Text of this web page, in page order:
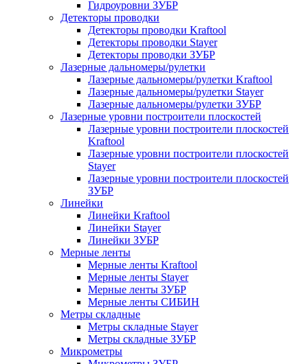
Гидроуровни ЗУБР
Детекторы проводки
Детекторы проводки Kraftool
Детекторы проводки Stayer
Детекторы проводки ЗУБР
Лазерные дальномеры/рулетки
Лазерные дальномеры/рулетки Kraftool
Лазерные дальномеры/рулетки Stayer
Лазерные дальномеры/рулетки ЗУБР
Лазерные уровни построители плоскостей
Лазерные уровни построители плоскостей
Kraftool
Лазерные уровни построители плоскостей
Stayer
Лазерные уровни построители плоскостей
ЗУБР
Линейки
Линейки Kraftool
Линейки Stayer
Линейки ЗУБР
Мерные ленты
Мерные ленты Kraftool
Мерные ленты Stayer
Мерные ленты ЗУБР
Мерные ленты СИБИН
Метры складные
Метры складные Stayer
Метры складные ЗУБР
Микрометры